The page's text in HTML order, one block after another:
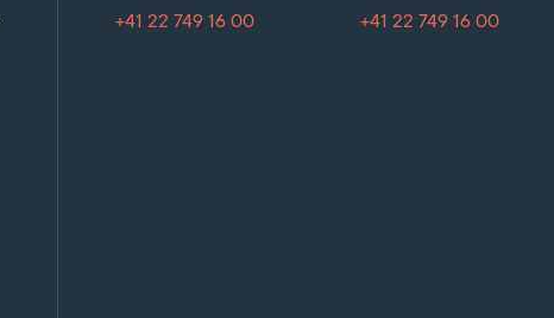
+41 22 749 16 00
+41 22 749 16 00